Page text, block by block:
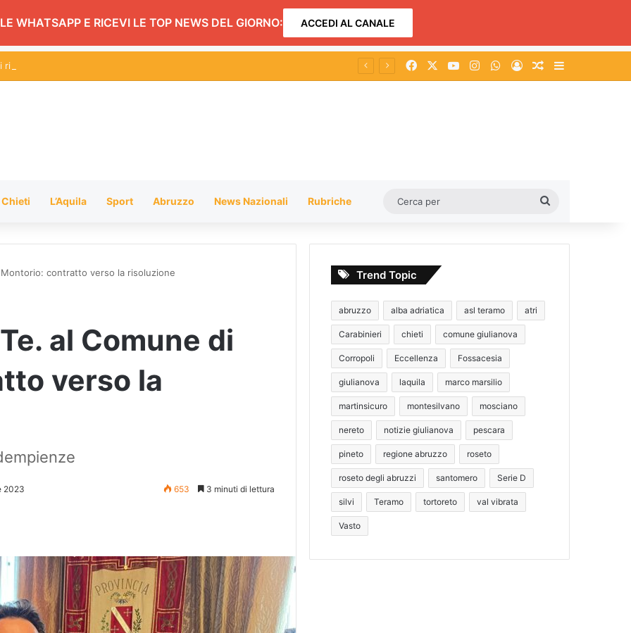
WHATSAPP E RICEVI LE TOP NEWS DEL GIORNO: ACCEDI AL CANALE
Facebook You TubeInstagramWhatsApp
AccediUn articolo a
Chieti L’Aquila Sport Abruzzo News Nazionali Rubriche
contratto verso la risoluzione
al Comune di
verso la
2023 653 3 minuti di lettura
Trend Topic
abruzzo alba adriatica asl teramo atri
Carabinieri chieti comune giulianova
Corropoli Eccellenza Fossacesia
giulianova laquila marco marsilio
martinsicuro montesilvano mosciano
nereto notizie giulianova pescara
pineto regione abruzzo roseto
roseto degli abruzzi santomero Serie D
silvi Teramo tortoreto val vibrata
Vasto